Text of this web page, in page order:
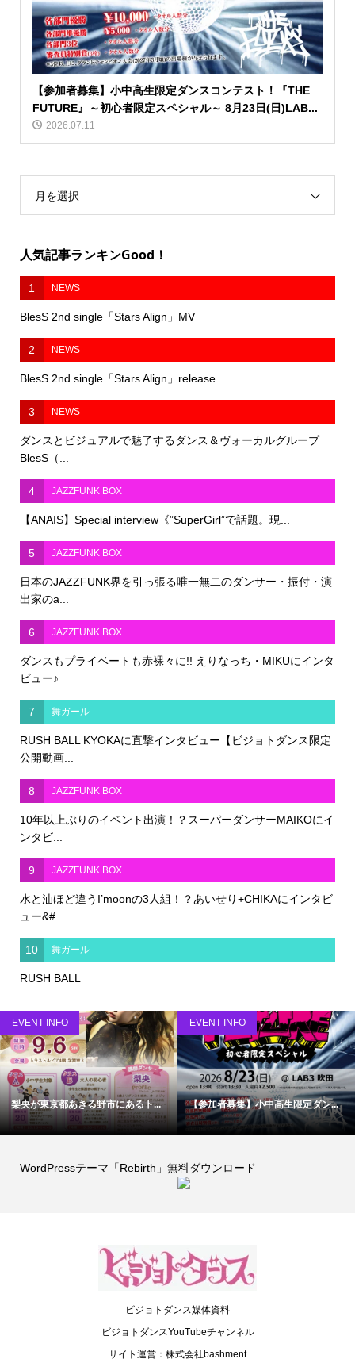
【参加者募集】小中高生限定ダンスコンテスト！『THE
FUTURE』～初心者限定スペシャル～ 8月23日(日)LAB...
2026.07.11
月を選択
人気記事ランキンGood！
1 NEWS
BlesS 2nd single「Stars Align」MV
2 NEWS
BlesS 2nd single「Stars Align」release
3 NEWS
ダンスとビジュアルで魅了するダンス＆ヴォーカルグループ
BlesS（...
4 JAZZFUNK BOX
【ANAIS】Special interview《”SuperGirl”で話題。現...
5 JAZZFUNK BOX
日本のJAZZFUNK界を引っ張る唯一無二のダンサー・振付・演
出家のa...
6 JAZZFUNK BOX
ダンスもプライベートも赤裸々に!! えりなっち・MIKUにインタ
ビュー♪
7 舞ガール
RUSH BALL KYOKAに直撃インタビュー【ビジョトダンス限定
公開動画...
8 JAZZFUNK BOX
10年以上ぶりのイベント出演！？スーパーダンサーMAIKOにイ
ンタビ...
9 JAZZFUNK BOX
水と油ほど違うI’moonの3人組！？あいせり+CHIKAにインタビ
ュー&#...
10 舞ガール
RUSH BALL
EVENT INFO
梨央が東京都あきる野市にあるト...
EVENT INFO
【参加者募集】小中高生限定ダン...
WordPressテーマ「Rebirth」無料ダウンロード
ビジョトダンス媒体資料
ビジョトダンスYouTubeチャンネル
サイト運営：株式会社bashment